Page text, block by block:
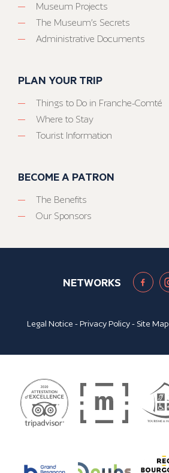
Museum Projects
The Museum’s Secrets
Administrative Documents
PLAN YOUR TRIP
Things to Do in Franche-Comté
Where to Stay
Tourist Information
BECOME A PATRON
The Benefits
Our Sponsors
NETWORKS
Legal Notice -Privacy Policy- Site Map